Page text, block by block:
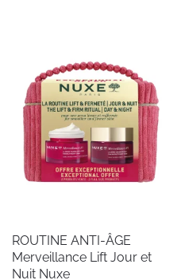
ROUTINE ANTI-ÂGE
Merveillance Lift Jour et
Nuit Nuxe